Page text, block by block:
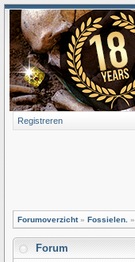
Registreren
Forumoverzicht» Fossielen. »
Forum